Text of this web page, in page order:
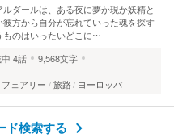
ダールは、ある夜に夢か現か妖精と
方から自分が忘れていった魂を探す
ものはいったいどこに…
4話
9,568文字
フェアリー 旅路 ヨーロッパ
ド検索する